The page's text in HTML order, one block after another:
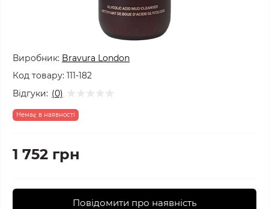
Виробник: Bravura London
Код товару: 111-182
Відгуки: (0)
Немає в наявності
1 752 грн
Повідомити про наявність